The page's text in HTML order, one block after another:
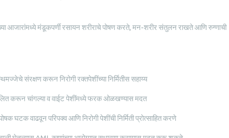
आजारांमध्ये मंडूकपर्णी रसायन शरीराचे पोषण करते, मन-शरीर संतुलन राखते आणि रुग्णाची
संरक्षण करून निरोगी रक्तपेशींच्या निर्मितीस सहाय्य
करून चांगल्या व वाईट पेशींमध्ये फरक ओळखण्यास मदत
घटक वाढवून परिपक्व आणि निरोगी पेशींची निर्मिती प्रोत्साहित करणे